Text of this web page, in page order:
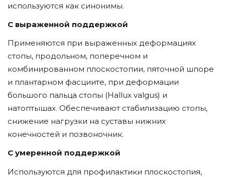
используются как синонимы.
С выраженной поддержкой
Применяются при выраженных деформациях
стопы, продольном, поперечном и
комбинированном плоскостопии, пяточной шпоре
и плантарном фасциите, при деформации
большого пальца стопы (Hallux valgus) и
натоптышах. Обеспечивают стабилизацию стопы,
снижение нагрузки на суставы нижних
конечностей и позвоночник.
С умеренной поддержкой
Используются для профилактики плоскостопия,